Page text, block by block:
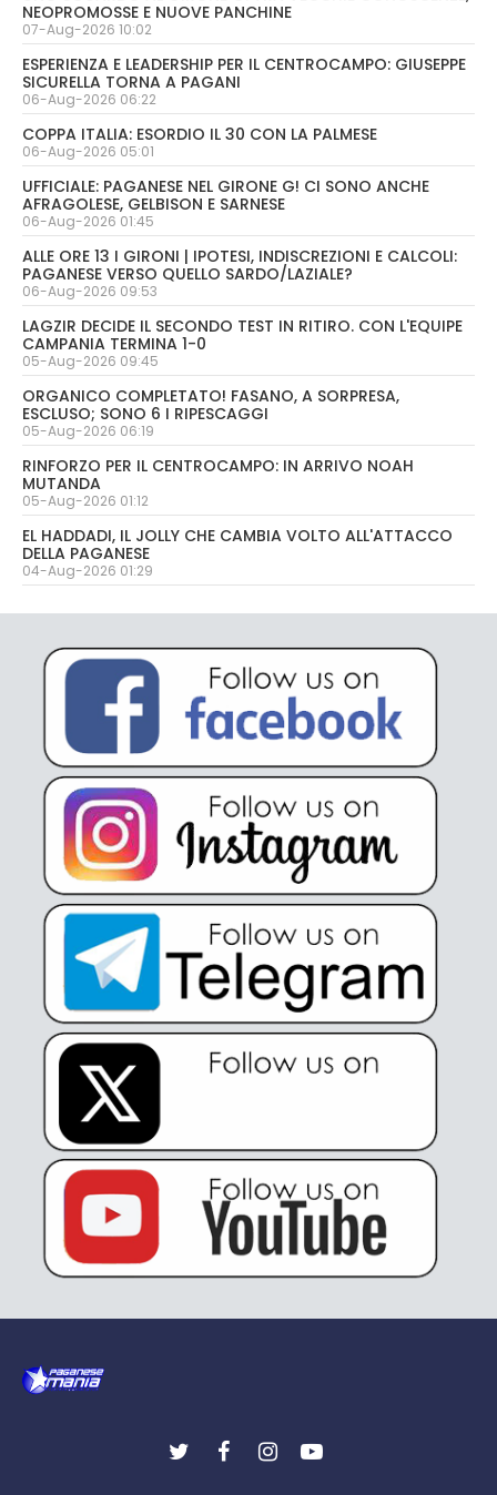
NEOPROMOSSE E NUOVE PANCHINE
07-Aug-2026 10:02
ESPERIENZA E LEADERSHIP PER IL CENTROCAMPO: GIUSEPPE
SICURELLA TORNA A PAGANI
06-Aug-2026 06:22
COPPA ITALIA: ESORDIO IL 30 CON LA PALMESE
06-Aug-2026 05:01
UFFICIALE: PAGANESE NEL GIRONE G! CI SONO ANCHE
AFRAGOLESE, GELBISON E SARNESE
06-Aug-2026 01:45
ALLE ORE 13 I GIRONI | IPOTESI, INDISCREZIONI E CALCOLI:
PAGANESE VERSO QUELLO SARDO/LAZIALE?
06-Aug-2026 09:53
LAGZIR DECIDE IL SECONDO TEST IN RITIRO. CON L'EQUIPE
CAMPANIA TERMINA 1-0
05-Aug-2026 09:45
ORGANICO COMPLETATO! FASANO, A SORPRESA,
ESCLUSO; SONO 6 I RIPESCAGGI
05-Aug-2026 06:19
RINFORZO PER IL CENTROCAMPO: IN ARRIVO NOAH
MUTANDA
05-Aug-2026 01:12
EL HADDADI, IL JOLLY CHE CAMBIA VOLTO ALL'ATTACCO
DELLA PAGANESE
04-Aug-2026 01:29